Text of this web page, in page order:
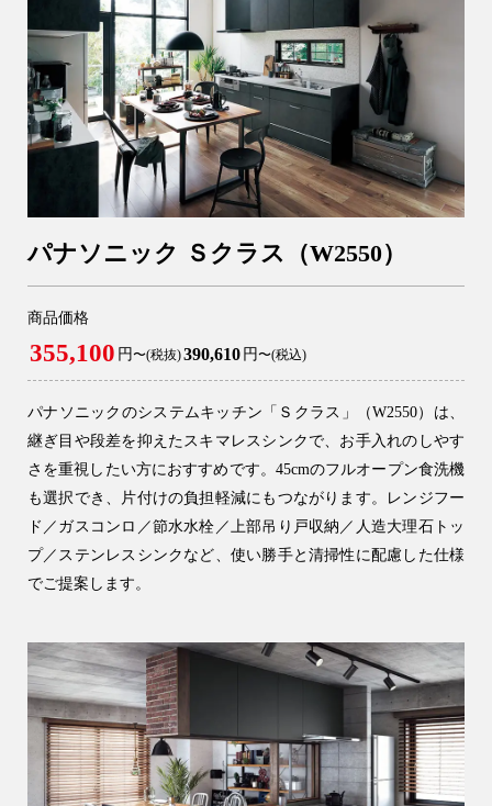
パナソニック Ｓクラス（W2550）
商品価格
355,100 円〜(税抜)390,610 円〜(税込)
パナソニックのシステムキッチン「Ｓクラス」（W2550）は、
継ぎ目や段差を抑えたスキマレスシンクで、お手入れのしやす
さを重視したい方におすすめです。45cmのフルオープン食洗機
も選択でき、片付けの負担軽減にもつながります。レンジフー
ド／ガスコンロ／節水水栓／上部吊り戸収納／人造大理石トッ
プ／ステンレスシンクなど、使い勝手と清掃性に配慮した仕様
でご提案します。
アフターメンテナンス
04-2950-7171
事業用
04-2968-5522